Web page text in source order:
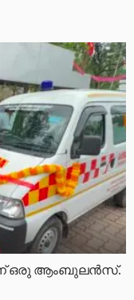
ഒരു ആംബുലൻസ്.